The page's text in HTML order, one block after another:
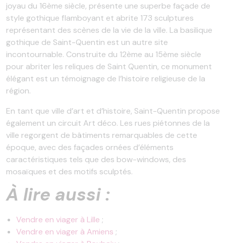
joyau du 16ème siècle, présente une superbe façade de
style gothique flamboyant et abrite 173 sculptures
représentant des scènes de la vie de la ville. La basilique
gothique de Saint-Quentin est un autre site
incontournable. Construite du 12ème au 15ème siècle
pour abriter les reliques de Saint Quentin, ce monument
élégant est un témoignage de l’histoire religieuse de la
région.
En tant que ville d’art et d’histoire, Saint-Quentin propose
également un circuit Art déco. Les rues piétonnes de la
ville regorgent de bâtiments remarquables de cette
époque, avec des façades ornées d’éléments
caractéristiques tels que des bow-windows, des
mosaïques et des motifs sculptés.
À lire aussi :
Vendre en viager à Lille ;
Vendre en viager à Amiens ;